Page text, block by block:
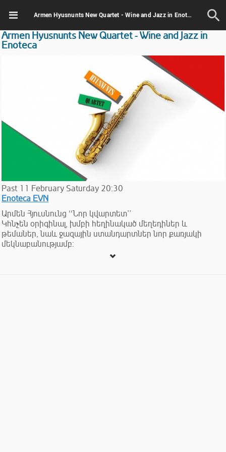
Armen Hyusnunts New Quartet - Wine and Jazz in Enoteca
Armen Hyusnunts New Quartet - Wine and Jazz in
Enoteca
Past 11 February Saturday 20:30
Enoteca EVN
Արմեն Հյուսնունց ՙՙՆոր կվարտետ՚՚
Կհնչեն օրիգինալ, խմբի հեղինակած մեղեդիներ և
թեմաներ, նաև ջազային ստանդարտներ նոր քառյակի
մեկնաբանությամբ: